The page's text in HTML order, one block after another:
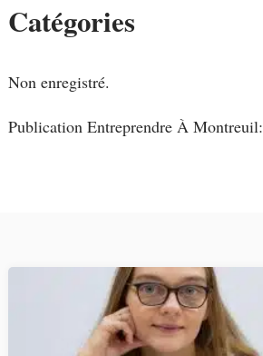
Catégories
Non enregistré.
Publication Entreprendre À Montreuil: